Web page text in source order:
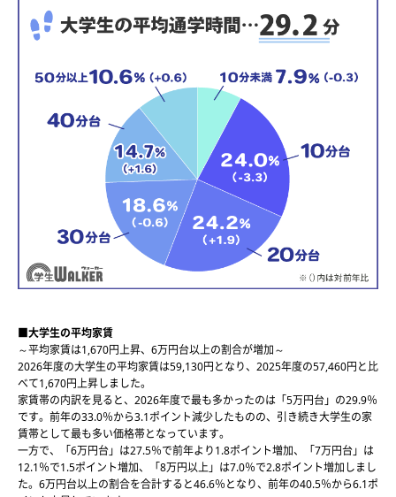
■大学生の平均家賃
～平均家賃は1,670円上昇、6万円台以上の割合が増加～
2026年度の大学生の平均家賃は59,130円となり、2025年度の57,460円と比
べて1,670円上昇しました。
家賃帯の内訳を見ると、2026年度で最も多かったのは「5万円台」の29.9％
です。前年の33.0％から3.1ポイント減少したものの、引き続き大学生の家
賃帯として最も多い価格帯となっています。
一方で、「6万円台」は27.5％で前年より1.8ポイント増加、「7万円台」は
12.1％で1.5ポイント増加、「8万円以上」は7.0％で2.8ポイント増加しまし
た。6万円台以上の割合を合計すると46.6％となり、前年の40.5％から6.1ポ